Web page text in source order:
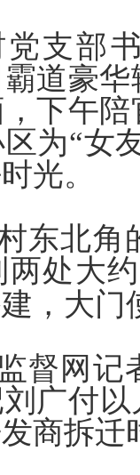
支部
道豪
下午
为“女
光。
东北角
两处大约
，大门
督网记
广付
商拆迁